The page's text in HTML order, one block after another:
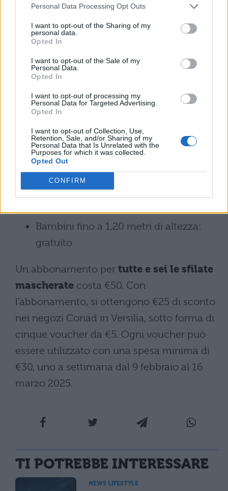
Personal Data Processing Opt Outs
I want to opt-out of the Sharing of my
personal data.
Opted In
I want to opt-out of the Sale of my
Personal Data.
Opted In
I want to opt-out of processing my
Personal Data for Targeted Advertising.
Opted In
I want to opt-out of Collection, Use,
Retention, Sale, and/or Sharing of my
Personal Data that Is Unrelated with the
Purposes for which it was collected.
Opted Out
CONFIRM
Biglietto singolo Corso Mascherato: a
partire da €16,50
Posto numerato in tribuna: a partire da
Sfilata del Giovedì Grasso (27 febbraio):
€15; supplemento tribuna a partire da
€25
Biglietti per gruppi: €18,50 (minimo 25
persone, un ingresso gratuito ogni 25
persone)
Bambini fino a 1,20 metri di altezza:
gratuito
Un abbonamento per tutte e sei le sfilate
mascherate costa €50. Con
l’abbonamento, si ottengono €25 di sconto
nei negozi Conad in Versilia, sotto forma di
cinque voucher da €5. Ogni voucher può
essere utilizzato con una spesa minima di
€30, uno a settimana dal 9 febbraio al 16
marzo 2025.
TI POTREBBE INTERESSARE
NEWS LIFESTYLE